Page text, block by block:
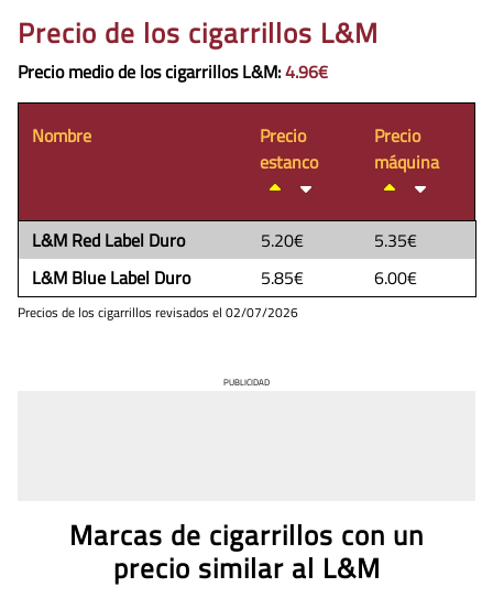
Precio de los cigarrillos L&M
Precio medio de los cigarrillosL&M:4.96€
Nombre
Precio
estanco
Precio
máquina
L&M Red Label Duro 5.20€
5.35€
L&M Blue Label Duro
5.85€ 6.00€
Precios de los cigarrillos revisados el 02/07/2026
PUBLICIDAD
Marcas de cigarrillos con un
precio similar al L&M